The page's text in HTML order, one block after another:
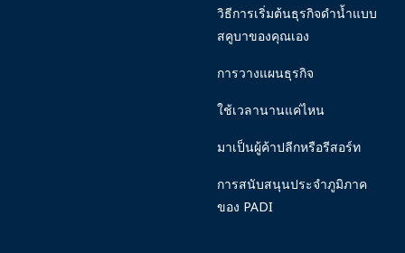
วิธีการเริ่มต้นธุรกิจดำน้ำแบบ
สคูบาของคุณเอง
การวางแผนธุรกิจ
ใช้เวลานานแค่ไหน
มาเป็นผู้ค้าปลีกหรือรีสอร์ท
การสนับสนุนประจำภูมิภาค
ของ PADI